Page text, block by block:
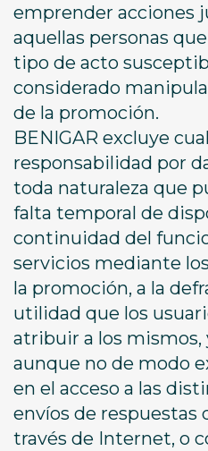
emprender acciones
aquellas personas
tipo de acto
considerado
de la promoción.
BENIGAR excluye
responsabilidad por
toda naturaleza que
falta temporal de
continuidad del
servicios mediante
la promoción, a la
utilidad que los
atribuir a los mismos,
aunque no de modo
en el acceso a las
envíos de respuestas
través de Internet, o